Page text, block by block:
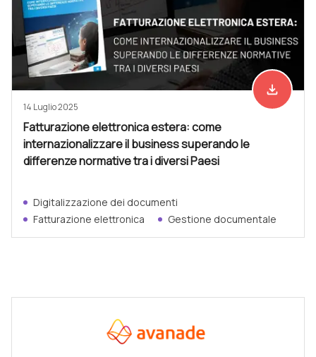
Scarica
file_download
14 Luglio 2025
Fatturazione elettronica estera: come
internazionalizzare il business superando le
differenze normative tra i diversi Paesi
Digitalizzazione dei documenti
Fatturazione elettronica
Gestione documentale